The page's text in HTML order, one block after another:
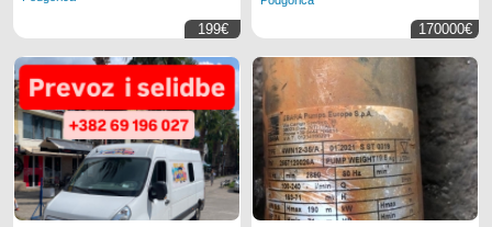
199€ 170000€